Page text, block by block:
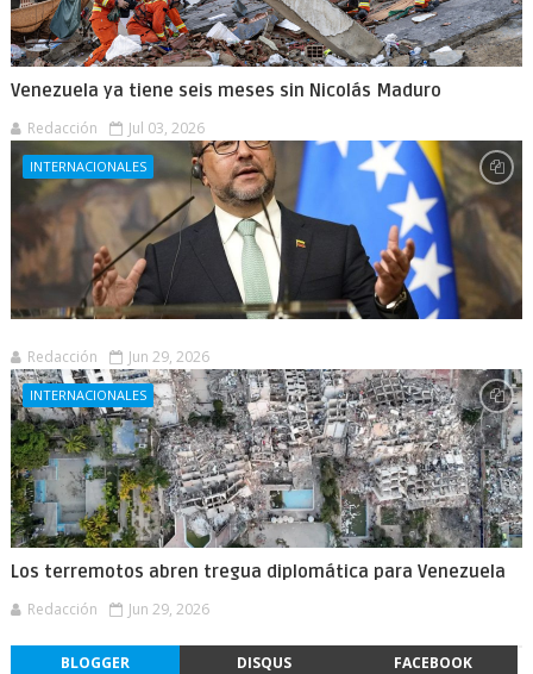
Venezuela ya tiene seis meses sin Nicolás Maduro
Redacción Jul 03, 2026
INTERNACIONALES
Redacción Jun 29, 2026
INTERNACIONALES
Los terremotos abren tregua diplomática para Venezuela
Redacción Jun 29, 2026
BLOGGER DISQUS FACEBOOK